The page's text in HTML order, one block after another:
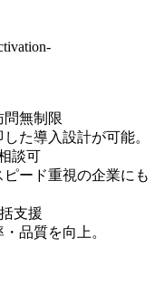
問無制限
た導入設計が可能。
談可
ード重視の企業にも
支援
品質を向上。